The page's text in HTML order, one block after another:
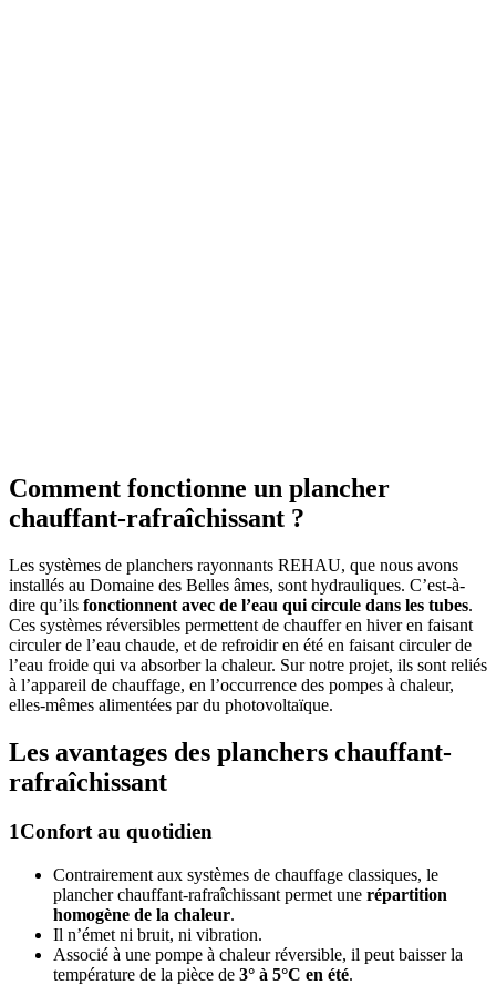
Comment fonctionne un plancher
chauffant-rafraîchissant ?
Les systèmes de planchers rayonnants REHAU, que nous avons
installés au Domaine des Belles âmes, sont hydrauliques. C’est-à-
dire qu’ils fonctionnent avec de l’eau qui circule dans les tubes.
Ces systèmes réversibles permettent de chauffer en hiver en faisant
circuler de l’eau chaude, et de refroidir en été en faisant circuler de
l’eau froide qui va absorber la chaleur. Sur notre projet, ils sont reliés
à l’appareil de chauffage, en l’occurrence des pompes à chaleur,
elles-mêmes alimentées par du photovoltaïque.
Les avantages des planchers chauffant-
rafraîchissant
1Confort au quotidien
Contrairement aux systèmes de chauffage classiques, le
plancher chauffant-rafraîchissant permet une répartition
homogène de la chaleur.
Il n’émet ni bruit, ni vibration.
Associé à une pompe à chaleur réversible, il peut baisser la
température de la pièce de 3° à 5°C en été.